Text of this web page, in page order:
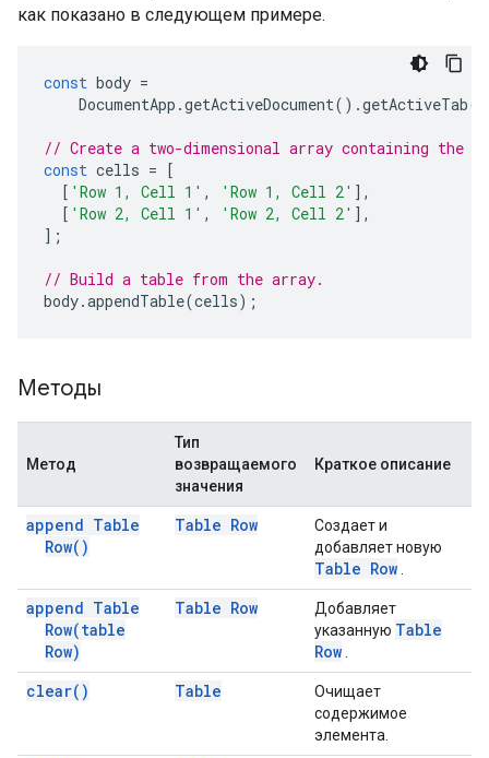
как показано в следующем примере.
const body =
DocumentApp .getActiveDocument().getActiveTab
// Create a two-dimensional array containing the
const cells = [
[ 'Row 1, Cell 1' , 'Row 1, Cell 2' ],
[ 'Row 2, Cell 1' , 'Row 2, Cell 2' ],
];
// Build a table from the array.
body.appendTable(cells);
Методы
Метод
Тип
возвращаемого
значения
Краткое описание
append Table
Row( )
Table Row
Создает и
добавляет новую
Table Row
append Table
Row(table
Row)
Table Row
Добавляет
указанную Table
Row
clear( ) Table
Очищает
содержимое
элемента.